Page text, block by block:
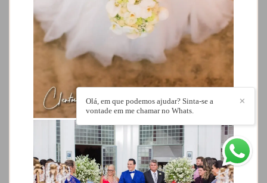
✕
Olá, em que podemos ajudar? Sinta-se a
vontade em me chamar no Whats.